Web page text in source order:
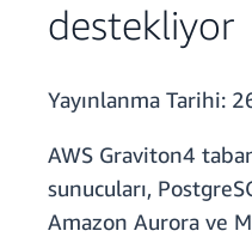
destekliyor
Yayınlanma Tarihi:
AWS Graviton4
sunucuları,
Amazon Aurora ve